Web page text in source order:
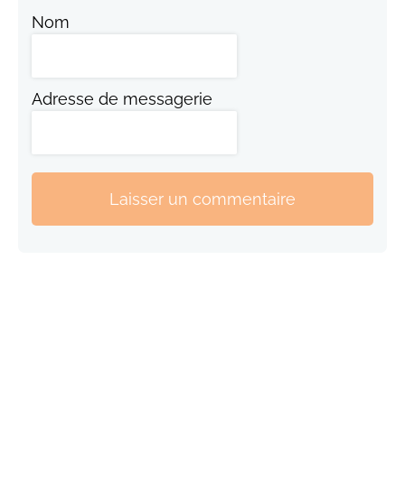
Nom
Adresse de messagerie
Laisser un commentaire